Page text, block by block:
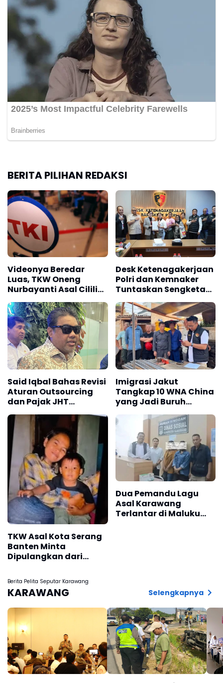
BERITA PILIHAN REDAKSI
Videonya Beredar
Luas, TKW Oneng
Nurbayanti Asal Cililin
Diduga Terlantar di
Mesir Selama 25 Tahun
Desk Ketenagakerjaan
Polri dan Kemnaker
Tuntaskan Sengketa
PHK 134 Pekerja
Said Iqbal Bahas Revisi
Aturan Outsourcing
dan Pajak JHT
Imigrasi Jakut
Tangkap 10 WNA China
yang Jadi Buruh
TKW Asal Kota Serang
Banten Minta
Dipulangkan dari
Disekap Majikan
Dua Pemandu Lagu
Asal Karawang
Terlantar di Maluku
Berita Pelita Seputar Karawang
KARAWANG Selengkapnya